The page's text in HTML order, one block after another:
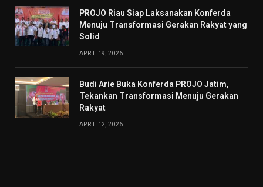
PROJO Riau Siap Laksanakan Konferda
Menuju Transformasi Gerakan Rakyat yang
Solid
APRIL 19, 2026
Budi Arie Buka Konferda PROJO Jatim,
Tekankan Transformasi Menuju Gerakan
Rakyat
APRIL 12, 2026